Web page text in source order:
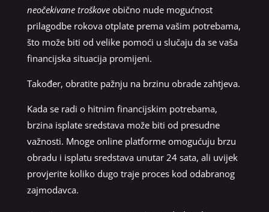
neočekivane troškoveobično nude mogućnost
prilagodbe rokova otplate prema vašim potrebama,
što može biti od velike pomoći u slučaju da se vaša
financijska situacija promijeni.
Također, obratite pažnju na brzinu obrade zahtjeva.
Kada se radi o hitnim financijskim potrebama,
brzina isplate sredstava može biti od presudne
važnosti. Mnoge online platforme omogućuju brzu
obradu i isplatu sredstava unutar 24 sata, ali uvijek
provjerite koliko dugo traje proces kod odabranog
zajmodavca.